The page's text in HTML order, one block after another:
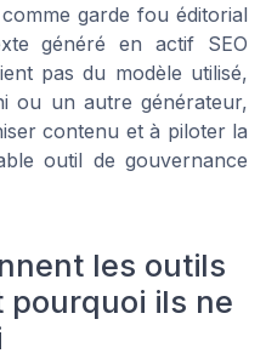
garde fou éditorial
généré en actif SEO
pas du modèle utilisé,
ou un autre générateur,
contenu et à piloter la
outil de gouvernance
les outils
pourquoi ils ne